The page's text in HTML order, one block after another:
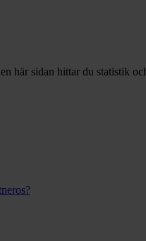
här sidan hittar du statistik